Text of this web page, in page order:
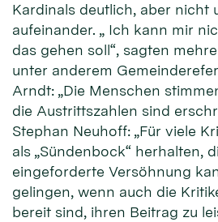
Kardinals deutlich, aber nicht
aufeinander. „ Ich kann mir
das gehen soll“, sagten
unter anderem
Arndt: „Die Menschen
die Austrittszahlen sind
Stephan Neuhoff: „Für viele
als „Sündenbock“ herhalten,
eingeforderte Versöhnung
gelingen, wenn auch die
bereit sind, ihren Beitrag zu